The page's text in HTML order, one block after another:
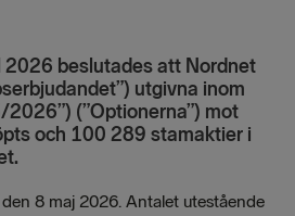
2026 beslutades att Nordnet
utgivna inom
(”Optionerna”) mot
och 100 289 stamaktier i
8 maj 2026. Antalet utestående